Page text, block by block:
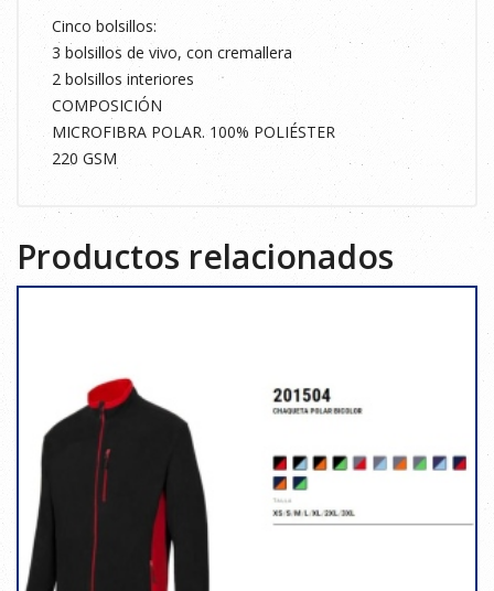
Cinco bolsillos:
3 bolsillos de vivo, con cremallera
2 bolsillos interiores
COMPOSICIÓN
MICROFIBRA POLAR. 100% POLIÉSTER
220 GSM
Productos relacionados